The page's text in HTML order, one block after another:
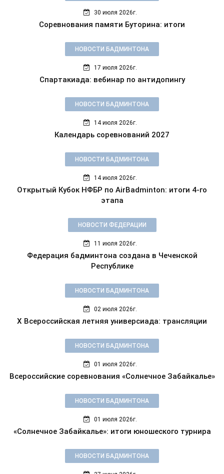
30 июля 2026г.
Соревнования памяти Буторина: итоги
НОВОСТИ БАДМИНТОНА
17 июля 2026г.
Спартакиада: вебинар по антидопингу
НОВОСТИ БАДМИНТОНА
14 июля 2026г.
Календарь соревнований 2027
НОВОСТИ БАДМИНТОНА
14 июля 2026г.
Открытый Кубок НФБР по AirBadminton: итоги 4-го
этапа
НОВОСТИ ФЕДЕРАЦИИ
11 июля 2026г.
Федерация бадминтона создана в Чеченской
Республике
НОВОСТИ БАДМИНТОНА
02 июля 2026г.
X Всероссийская летняя универсиада: трансляции
НОВОСТИ БАДМИНТОНА
01 июля 2026г.
Всероссийские соревнования «Солнечное Забайкалье»
НОВОСТИ БАДМИНТОНА
01 июля 2026г.
«Солнечное Забайкалье»: итоги юношеского турнира
НОВОСТИ БАДМИНТОНА